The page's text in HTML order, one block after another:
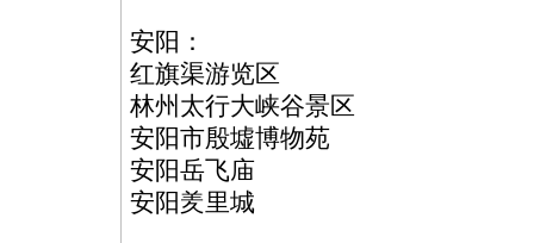
安阳：
红旗渠游览区
林州太行大峡谷景区
安阳市殷墟博物苑
安阳岳飞庙
安阳羑里城